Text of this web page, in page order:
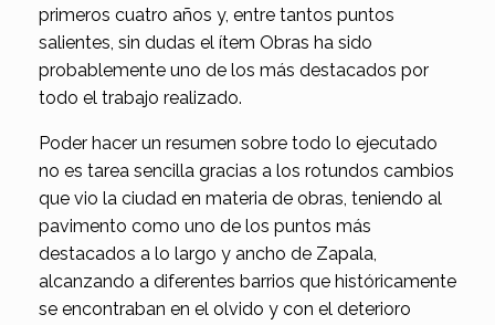
primeros cuatro años y, entre tantos puntos
salientes, sin dudas el ítem Obras ha sido
probablemente uno de los más destacados por
todo el trabajo realizado.
Poder hacer un resumen sobre todo lo ejecutado
no es tarea sencilla gracias a los rotundos cambios
que vio la ciudad en materia de obras, teniendo al
pavimento como uno de los puntos más
destacados a lo largo y ancho de Zapala,
alcanzando a diferentes barrios que históricamente
se encontraban en el olvido y con el deterioro